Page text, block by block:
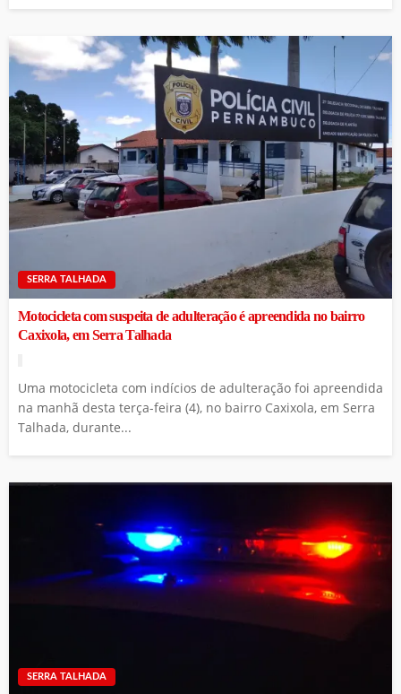
SERRA TALHADA
Motocicleta com suspeita de adulteração é apreendida no bairro
Caxixola, em Serra Talhada
Uma motocicleta com indícios de adulteração foi apreendida
na manhã desta terça-feira (4), no bairro Caxixola, em Serra
Talhada, durante...
SERRA TALHADA